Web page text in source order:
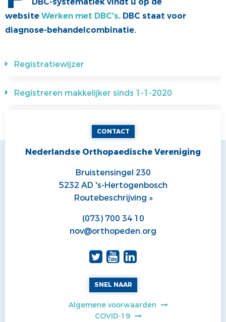
COMMUNICATIE
ALV
JONGE KLAREN
VACATUREBANK
websiteWerken met DBC's. DBC staat voor
diagnose-behandelcombinatie.
Registratiewijzer
Registreren makkelijker sinds 1-1-2020
CONTACT
Nederlandse Orthopaedische Vereniging
Bruistensingel 230
5232 AD 's-Hertogenbosch
Routebeschrijving »
(073) 700 34 10
nov@orthopeden.org
SNEL NAAR
Algemene voorwaarden
COVID-19